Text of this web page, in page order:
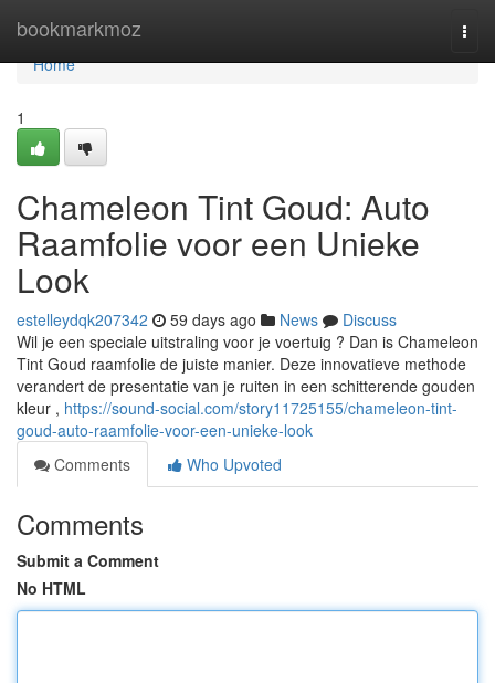
bookmarkmoz
Home
Home
1
Chameleon Tint Goud: Auto
Raamfolie voor een Unieke
Look
estelleydqk207342 59 days ago News
Discuss
Wil je een speciale uitstraling voor je voertuig ? Dan is Chameleon
Tint Goud raamfolie de juiste manier. Deze innovatieve methode
verandert de presentatie van je ruiten in een schitterende gouden
kleur , https://sound-social.com/story11725155/chameleon-tint-
goud-auto-raamfolie-voor-een-unieke-look
Comments
Who Upvoted
Comments
Submit a Comment
No HTML